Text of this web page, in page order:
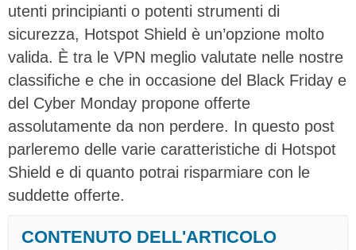
utenti principianti o potenti strumenti di
sicurezza, Hotspot Shield è un’opzione molto
valida. È tra le VPN meglio valutate nelle nostre
classifiche e che in occasione del Black Friday e
del Cyber Monday propone offerte
assolutamente da non perdere. In questo post
parleremo delle varie caratteristiche di Hotspot
Shield e di quanto potrai risparmiare con le
suddette offerte.
CONTENUTO DELL'ARTICOLO